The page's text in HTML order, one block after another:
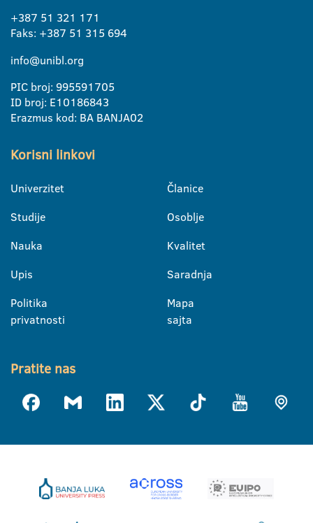
+387 51 321 171
Faks: +387 51 315 694
info@unibl.org
PIC broj: 995591705
ID broj: E10186843
Erazmus kod: BA BANJA02
Korisni linkovi
Univerzitet
Studije
Nauka
Upis
Politika
privatnosti
Članice
Osoblje
Kvalitet
Saradnja
Mapa
sajta
Pratite nas